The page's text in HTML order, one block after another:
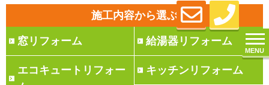
MENU
施工内容から選ぶ
窓リフォーム 給湯器リフォーム
エコキュートリフォー
キッチンリフォーム